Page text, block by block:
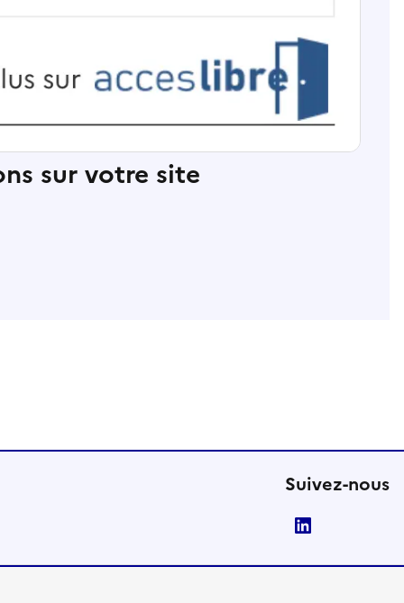
sur votre site
Suivez-nous